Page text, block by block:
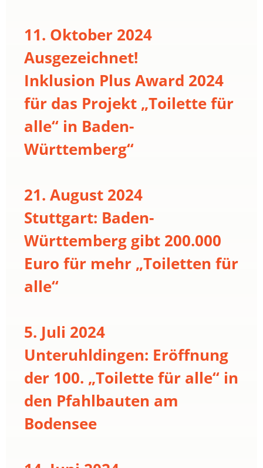
11. Oktober 2024
Ausgezeichnet!
Inklusion Plus Award 2024
für das Projekt „Toilette für
alle“ in Baden-
Württemberg“
21. August 2024
Stuttgart: Baden-
Württemberg gibt 200.000
Euro für mehr „Toiletten für
alle“
5. Juli 2024
Unteruhldingen: Eröffnung
der 100. „Toilette für alle“ in
den Pfahlbauten am
Bodensee